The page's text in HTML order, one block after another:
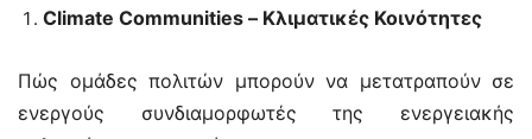
Climate Communities – Κλιματικές Κοινότητες
Πώς ομάδες πολιτών μπορούν να μετατραπούν σε
ενεργούς συνδιαμορφωτές της ενεργειακής